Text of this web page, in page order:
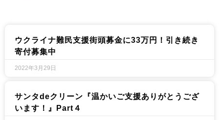
ウクライナ難民支援街頭募金に33万円！引き続き
寄付募集中
2022年3月29日
サンタdeクリーン『温かいご支援ありがとうござ
います！』Part４